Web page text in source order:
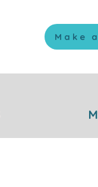
Make